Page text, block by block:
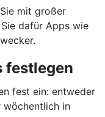
mit großer
dafür Apps wie
festlegen
fest ein: entweder
wöchentlich in